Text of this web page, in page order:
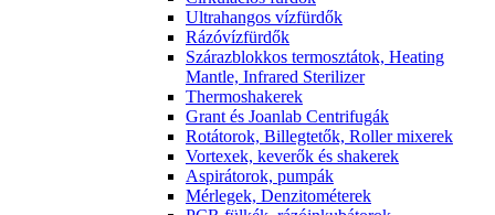
Ultrahangos vízfürdők
Rázóvízfürdők
Szárazblokkos termosztátok, Heating
Mantle, Infrared Sterilizer
Thermoshakerek
Grant és Joanlab Centrifugák
Rotátorok, Billegtetők, Roller mixerek
Vortexek, keverők és shakerek
Aspirátorok, pumpák
Mérlegek, Denzitométerek